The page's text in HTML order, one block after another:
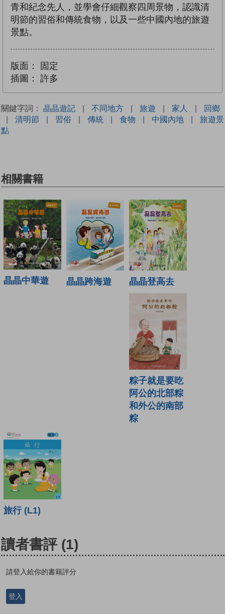
青和紀念先人，並學會仔細觀察四周景物，認識清
明節的習俗和傳統食物，以及一些中國內地的旅遊
景點。
版面：
固定
插圖：
許多
關鍵字詞： 晶晶遊記 | 不同地方 | 旅遊 | 家人 |
回鄉
|
清明節 | 習俗 | 傳統 | 食物 | 中國內地 |
旅遊景
點
相關書籍
晶晶中華遊 晶晶跨海遊 晶晶登高去
粽子就是要吃
阿公的北部粽
和外公的南部
粽
旅行 (L1)
讀者書評 (1)
請登入給你的書籍評分
登入